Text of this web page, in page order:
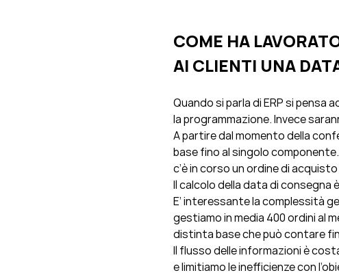
COME HA
AI CLIENTI UNA
Quando si parla di ERP si
la programmazione. Invece
A partire dal momento della
base fino al singolo
c’è in corso un ordine di
Il calcolo della data di consegna
E’ interessante la complessità
gestiamo in media 400 ordini al
distinta base che può contare
Il flusso delle informazioni è
e limitiamo le inefficienze con